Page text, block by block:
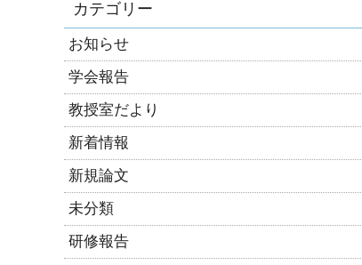
カテゴリー
お知らせ
学会報告
教授室だより
新着情報
新規論文
未分類
研修報告